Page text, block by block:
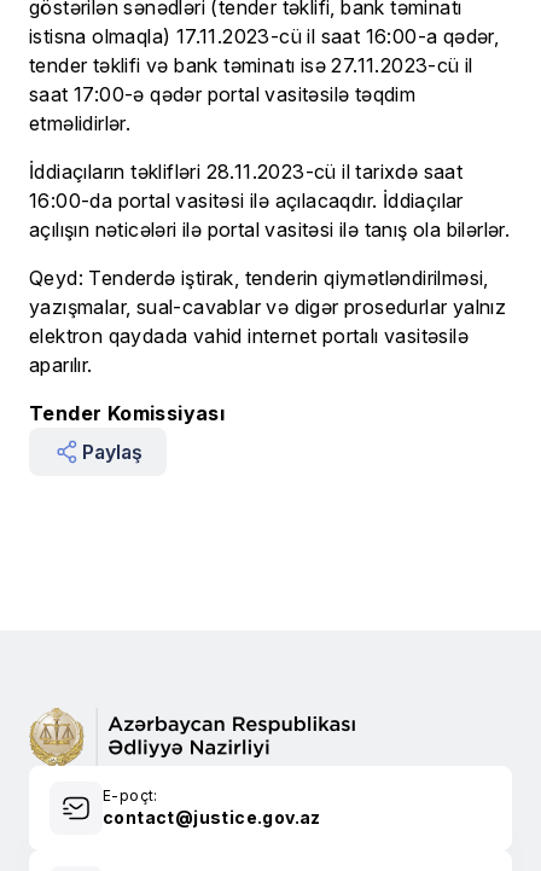
göstərilən sənədləri (tender təklifi, bank təminatı
istisna olmaqla) 17.11.2023-cü il saat 16:00-a qədər,
tender təklifi və bank təminatı isə 27.11.2023-cü il
saat 17:00-ə qədər portal vasitəsilə təqdim
etməlidirlər.
İddiaçıların təklifləri 28.11.2023-cü il tarixdə saat
16:00-da portal vasitəsi ilə açılacaqdır. İddiaçılar
açılışın nəticələri ilə portal vasitəsi ilə tanış ola bilərlər.
Qeyd: Tenderdə iştirak, tenderin qiymətləndirilməsi,
yazışmalar, sual-cavablar və digər prosedurlar yalnız
elektron qaydada vahid internet portalı vasitəsilə
aparılır.
Tender Komissiyası
Paylaş
E-poçt:
contact@justice.gov.az